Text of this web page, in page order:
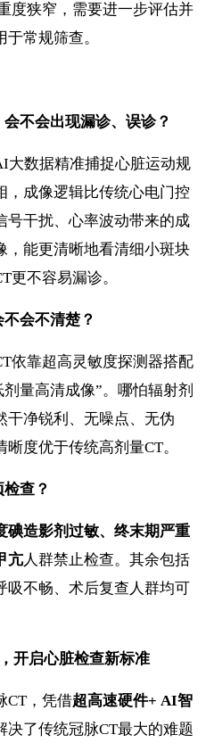
度狭窄，需要进一步评估并
常规筛查。
不会出现漏诊、误诊？
数据精准捕捉心脏运动规
，成像逻辑比传统心电门控
号干扰、心率波动带来的成
，能更清晰地看清细小斑块
更不容易漏诊。
会不清楚？
靠超高灵敏度探测器搭配
量高清成像”。哪怕辐射剂
干净锐利、无噪点、无伪
度优于传统高剂量CT。
查？
碘造影剂过敏、终末期严重
亢人群禁止检查。其余包括
吸不畅、术后复查人群均可
，开启心脏检查新标准
，凭借超高速硬件+ AI智
决了传统冠脉CT最大的难题